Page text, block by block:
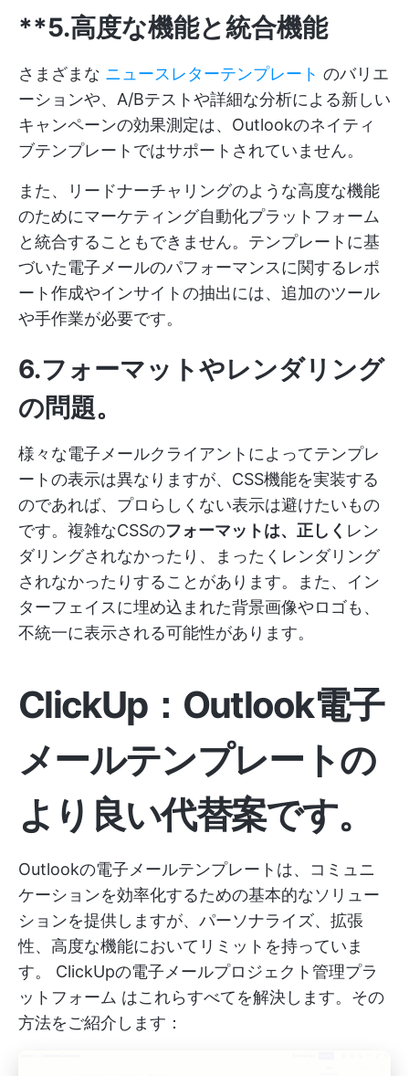
**5.高度な機能と統合機能
さまざまな ニュースレターテンプレート のバリエ
ーションや、A/Bテストや詳細な分析による新しい
キャンペーンの効果測定は、Outlookのネイティ
ブテンプレートではサポートされていません。
また、リードナーチャリングのような高度な機能
のためにマーケティング自動化プラットフォーム
と統合することもできません。テンプレートに基
づいた電子メールのパフォーマンスに関するレポ
ート作成やインサイトの抽出には、追加のツール
や手作業が必要です。
6.フォーマットやレンダリング
の問題。
様々な電子メールクライアントによってテンプレ
ートの表示は異なりますが、CSS機能を実装する
のであれば、プロらしくない表示は避けたいもの
です。複雑なCSSのフォーマットは、正しく レン
ダリングされなかったり、まったくレンダリング
されなかったりすることがあります。また、イン
ターフェイスに埋め込まれた背景画像やロゴも、
不統一に表示される可能性があります。
ClickUp：Outlook電子
メールテンプレートの
より良い代替案です。
Outlookの電子メールテンプレートは、コミュニ
ケーションを効率化するための基本的なソリュー
ションを提供しますが、パーソナライズ、拡張
性、高度な機能においてリミットを持っていま
す。 ClickUpの電子メールプロジェクト管理プラ
ットフォーム はこれらすべてを解決します。その
方法をご紹介します：